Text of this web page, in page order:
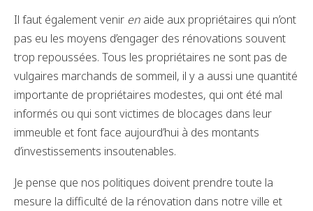
Il faut également venir en aide aux propriétaires qui n’ont
pas eu les moyens d’engager des rénovations souvent
trop repoussées. Tous les propriétaires ne sont pas de
vulgaires marchands de sommeil, il y a aussi une quantité
importante de propriétaires modestes, qui ont été mal
informés ou qui sont victimes de blocages dans leur
immeuble et font face aujourd’hui à des montants
d’investissements insoutenables.
Je pense que nos politiques doivent prendre toute la
mesure la difficulté de la rénovation dans notre ville et